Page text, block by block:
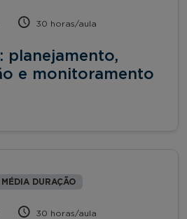
30 horas/aula
planejamento,
e monitoramento
DURAÇÃO
30 horas/aula